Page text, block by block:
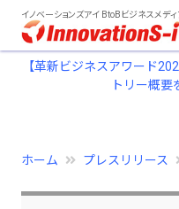
イノベーションズアイ BtoBビジネスメディ
【革新ビジネスアワード
トリー概要
ホーム プレスリリース